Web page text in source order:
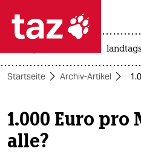
 taz zahl
taz zahl ich
themen
politik
Startseite Archiv-Artikel
1.000 Euro pro
alle?